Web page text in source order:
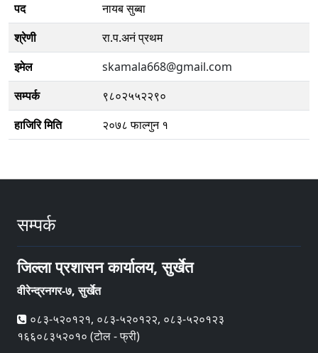
पद
नायब सुब्बा
श्रेणी
रा.प.अनं प्रथम
इमेल
skamala668@gmail.com
सम्पर्क
९८०२५५२२९०
हाजिरि मिति
२०७८ फाल्गुन १
सम्पर्क
जिल्ला प्रशासन कार्यालय, सुर्खेत
वीरेन्द्रनगर-७, सुर्खेत
०८३-५२०१२१, ०८३-५२०१२२, ०८३-५२०१२३
१६६०८३५२०१० (टोल - फ्री)